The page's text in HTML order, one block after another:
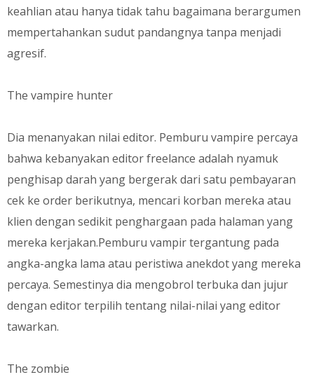
keahlian atau hanya tidak tahu bagaimana berargumen
mempertahankan sudut pandangnya tanpa menjadi
agresif.
The vampire hunter
Dia menanyakan nilai editor. Pemburu vampire percaya
bahwa kebanyakan editor freelance adalah nyamuk
penghisap darah yang bergerak dari satu pembayaran
cek ke order berikutnya, mencari korban mereka atau
klien dengan sedikit penghargaan pada halaman yang
mereka kerjakan.Pemburu vampir tergantung pada
angka-angka lama atau peristiwa anekdot yang mereka
percaya. Semestinya dia mengobrol terbuka dan jujur
dengan editor terpilih tentang nilai-nilai yang editor
tawarkan.
The zombie